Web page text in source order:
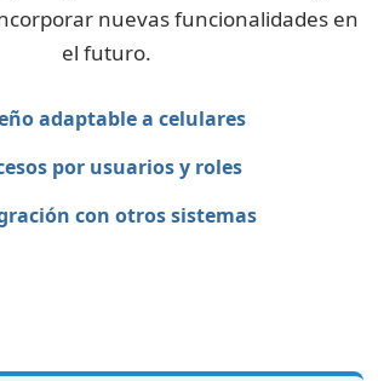
nuevas funcionalidades en
el futuro.
adaptable a celulares
por usuarios y roles
con otros sistemas